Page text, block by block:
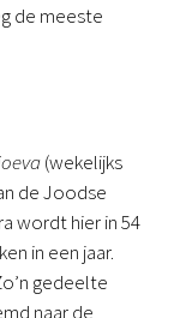
de meeste
(wekelijks
de Joodse
wordt hier in 54
in een jaar.
gedeelte
naar de